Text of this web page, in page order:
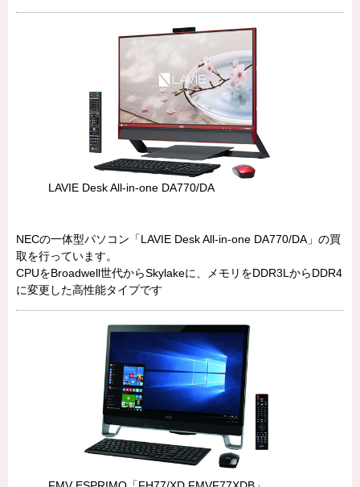
LAVIE Desk All-in-one DA770/DA
NECの一体型パソコン「LAVIE Desk All-in-one DA770/DA」の買
取を行っています。
CPUをBroadwell世代からSkylakeに、メモリをDDR3LからDDR4
に変更した高性能タイプです